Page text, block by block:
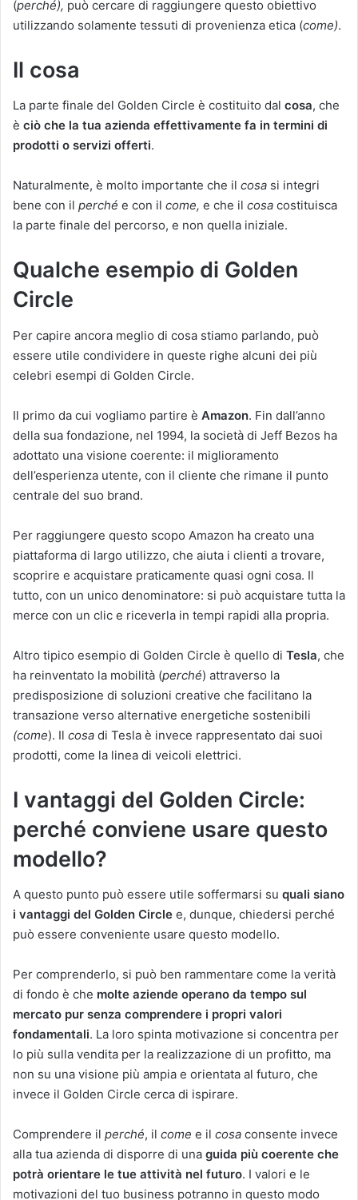
(perché), può cercare di raggiungere questo obiettivo
utilizzando solamente tessuti di provenienza etica (come).
Il cosa
La parte finale del Golden Circle è costituito dal cosa, che
è ciò che la tua azienda effettivamente fa in termini di
prodotti o servizi offerti.
Naturalmente, è molto importante che il cosa si integri
bene con il perché e con il come, e che il cosa costituisca
la parte finale del percorso, e non quella iniziale.
Qualche esempio di Golden
Circle
Per capire ancora meglio di cosa stiamo parlando, può
essere utile condividere in queste righe alcuni dei più
celebri esempi di Golden Circle.
Il primo da cui vogliamo partire è Amazon. Fin dall’anno
della sua fondazione, nel 1994, la società di Jeff Bezos ha
adottato una visione coerente: il miglioramento
dell’esperienza utente, con il cliente che rimane il punto
centrale del suo brand.
Per raggiungere questo scopo Amazon ha creato una
piattaforma di largo utilizzo, che aiuta i clienti a trovare,
scoprire e acquistare praticamente quasi ogni cosa. Il
tutto, con un unico denominatore: si può acquistare tutta la
merce con un clic e riceverla in tempi rapidi alla propria.
Altro tipico esempio di Golden Circle è quello di Tesla, che
ha reinventato la mobilità (perché) attraverso la
predisposizione di soluzioni creative che facilitano la
transazione verso alternative energetiche sostenibili
(come). Il cosa di Tesla è invece rappresentato dai suoi
prodotti, come la linea di veicoli elettrici.
I vantaggi del Golden Circle:
perché conviene usare questo
modello?
A questo punto può essere utile soffermarsi su quali siano
i vantaggi del Golden Circle e, dunque, chiedersi perché
può essere conveniente usare questo modello.
Per comprenderlo, si può ben rammentare come la verità
di fondo è che molte aziende operano da tempo sul
mercato pur senza comprendere i propri valori
fondamentali. La loro spinta motivazione si concentra per
lo più sulla vendita per la realizzazione di un profitto, ma
non su una visione più ampia e orientata al futuro, che
invece il Golden Circle cerca di ispirare.
Comprendere il perché, il come e il cosa consente invece
alla tua azienda di disporre di una guida più coerente che
potrà orientare le tue attività nel futuro. I valori e le
motivazioni del tuo business potranno in questo modo